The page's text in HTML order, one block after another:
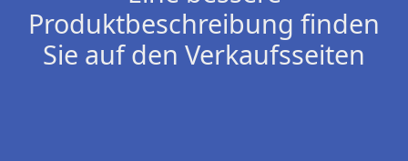
Produktbeschreibung finden
Sie auf den Verkaufsseiten